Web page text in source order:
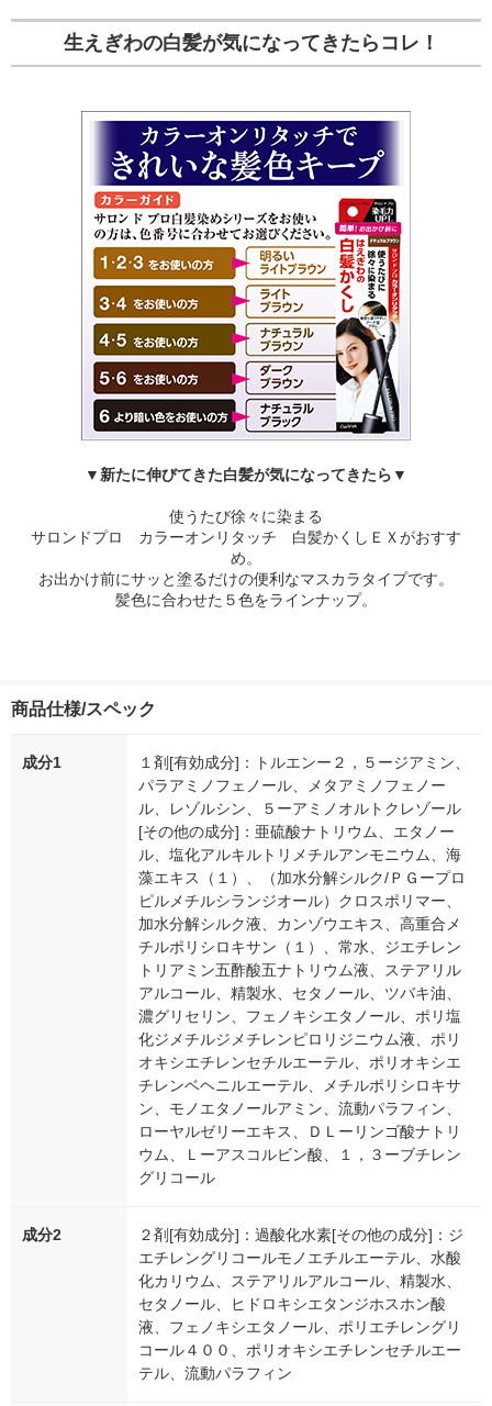
生えぎわの白髪が気になってきたらコレ！
▼新たに伸びてきた白髪が気になってきたら▼
使うたび徐々に染まる
サロンドプロ カラーオンリタッチ 白髪かくしＥＸがおすす
め。
お出かけ前にサッと塗るだけの便利なマスカラタイプです。
髪色に合わせた５色をラインナップ。
商品仕様/スペック
成分1
１剤[有効成分]：トルエンー２，５ージアミン、
パラアミノフェノール、メタアミノフェノー
ル、レゾルシン、５ーアミノオルトクレゾール
[その他の成分]：亜硫酸ナトリウム、エタノー
ル、塩化アルキルトリメチルアンモニウム、海
藻エキス（１）、（加水分解シルク/ＰＧープロ
ピルメチルシランジオール）クロスポリマー、
加水分解シルク液、カンゾウエキス、高重合メ
チルポリシロキサン（１）、常水、ジエチレン
トリアミン五酢酸五ナトリウム液、ステアリル
アルコール、精製水、セタノール、ツバキ油、
濃グリセリン、フェノキシエタノール、ポリ塩
化ジメチルジメチレンピロリジニウム液、ポリ
オキシエチレンセチルエーテル、ポリオキシエ
チレンベヘニルエーテル、メチルポリシロキサ
ン、モノエタノールアミン、流動パラフィン、
ローヤルゼリーエキス、ＤＬーリンゴ酸ナトリ
ウム、Ｌーアスコルビン酸、１，３ーブチレン
グリコール
成分2
２剤[有効成分]：過酸化水素[その他の成分]：ジ
エチレングリコールモノエチルエーテル、水酸
化カリウム、ステアリルアルコール、精製水、
セタノール、ヒドロキシエタンジホスホン酸
液、フェノキシエタノール、ポリエチレングリ
コール４００、ポリオキシエチレンセチルエー
テル、流動パラフィン